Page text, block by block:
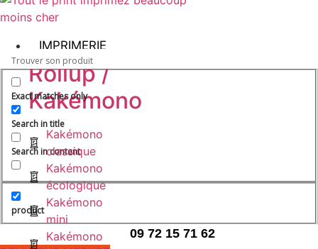
IMPRIMERIE
Rollup /
Kakémono
Kakémono
classique
Kakémono
écologique
Kakémono
mini
Kakémono
Exact matches only
Search in title
Search in content
product
09 72 15 71 62